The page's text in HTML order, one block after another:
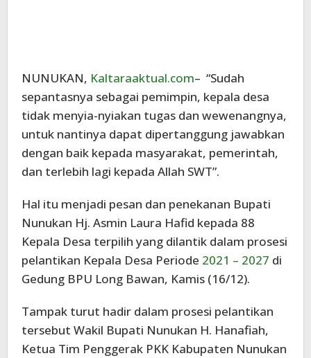
NUNUKAN, Kaltaraaktual.com– “Sudah
sepantasnya sebagai pemimpin, kepala desa
tidak menyia-nyiakan tugas dan wewenangnya,
untuk nantinya dapat dipertanggung jawabkan
dengan baik kepada masyarakat, pemerintah,
dan terlebih lagi kepada Allah SWT”.
Hal itu menjadi pesan dan penekanan Bupati
Nunukan Hj. Asmin Laura Hafid kepada 88
Kepala Desa terpilih yang dilantik dalam prosesi
pelantikan Kepala Desa Periode 2021 – 2027 di
Gedung BPU Long Bawan, Kamis (16/12).
Tampak turut hadir dalam prosesi pelantikan
tersebut Wakil Bupati Nunukan H. Hanafiah,
Ketua Tim Penggerak PKK Kabupaten Nunukan